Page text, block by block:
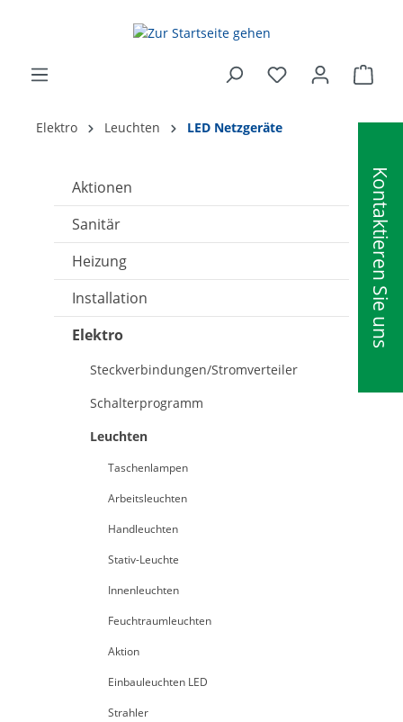
Kontaktieren Sie uns
Elektro Leuchten LED Netzgeräte
Aktionen
Sanitär
Heizung
Installation
Elektro
Steckverbindungen/Stromverteiler
Schalterprogramm
Leuchten
Taschenlampen
Arbeitsleuchten
Handleuchten
Stativ-Leuchte
Innenleuchten
Feuchtraumleuchten
Aktion
Einbauleuchten LED
Strahler